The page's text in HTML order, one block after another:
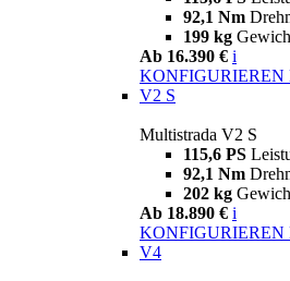
92,1 Nm
199 kg
Ab 16.390 € i
KONFIGURIEREN
V2 S
Multistrada V2 S
115,6 PS
92,1 Nm
202 kg
Ab 18.890 € i
KONFIGURIEREN
V4